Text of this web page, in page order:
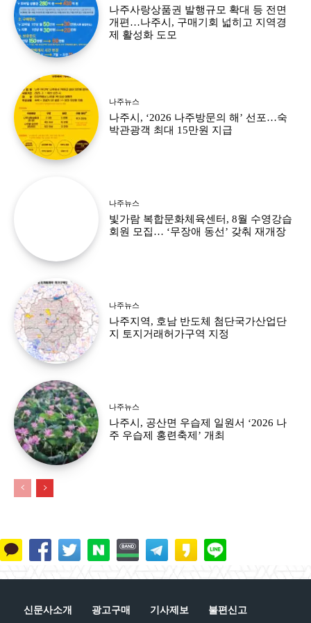
나주사랑상품권 발행규모 확대 등 전면
개편…나주시, 구매기회 넓히고 지역경
제 활성화 도모
나주뉴스
나주시, ‘2026 나주방문의 해’ 선포…숙
박관광객 최대 15만원 지급
나주뉴스
빛가람 복합문화체육센터, 8월 수영강습
회원 모집… ‘무장애 동선’ 갖춰 재개장
나주뉴스
나주지역, 호남 반도체 첨단국가산업단
지 토지거래허가구역 지정
나주뉴스
나주시, 공산면 우습제 일원서 ‘2026 나
주 우습제 홍련축제’ 개최
신문사소개 광고구매 기사제보 불편신고